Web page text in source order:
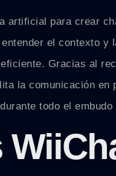
artificial para crear
el contexto
Gracias al
la comunicación
todo el embudo